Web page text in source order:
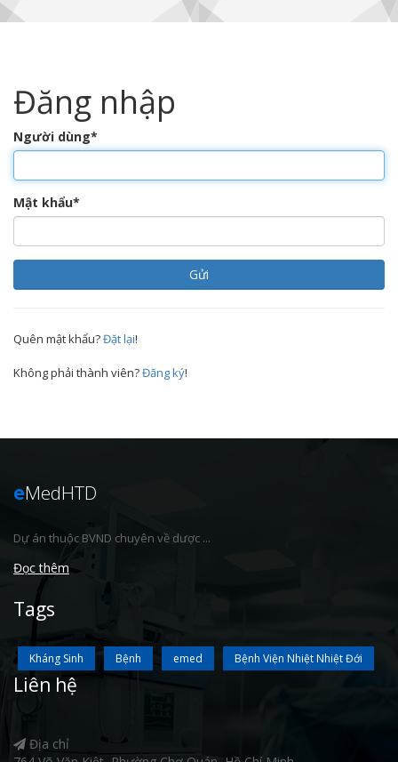
Đăng nhập
Người dùng*
Mật khẩu*
Quên mật khẩu?Đặt lại!
Không phải thành viên?Đăng ký!
eMedHTD
Dự án thuộc BVND chuyên về dược ...
Đọc thêm
Tags
Kháng Sinh Bệnh emed Bệnh Viện Nhiệt Nhiệt Đới
Liên hệ
Địa chỉ